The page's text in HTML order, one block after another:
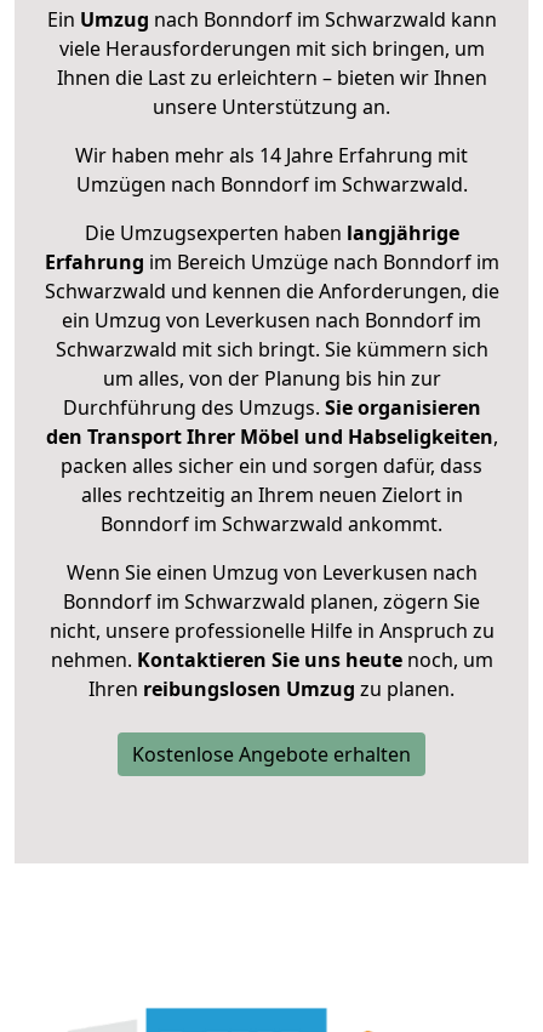
Ein Umzug nach Bonndorf im Schwarzwald kann
viele Herausforderungen mit sich bringen, um
Ihnen die Last zu erleichtern – bieten wir Ihnen
unsere Unterstützung an.
Wir haben mehr als 14 Jahre Erfahrung mit
Umzügen nach Bonndorf im Schwarzwald.
Die Umzugsexperten haben langjährige
Erfahrung im Bereich Umzüge nach Bonndorf im
Schwarzwald und kennen die Anforderungen, die
ein Umzug von Leverkusen nach Bonndorf im
Schwarzwald mit sich bringt. Sie kümmern sich
um alles, von der Planung bis hin zur
Durchführung des Umzugs. Sie organisieren
den Transport Ihrer Möbel und Habseligkeiten,
packen alles sicher ein und sorgen dafür, dass
alles rechtzeitig an Ihrem neuen Zielort in
Bonndorf im Schwarzwald ankommt.
Wenn Sie einen Umzug von Leverkusen nach
Bonndorf im Schwarzwald planen, zögern Sie
nicht, unsere professionelle Hilfe in Anspruch zu
nehmen. Kontaktieren Sie uns heutenoch, um
Ihren reibungslosen Umzug zu planen.
Kostenlose Angebote erhalten